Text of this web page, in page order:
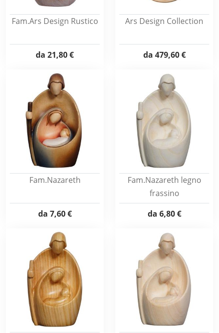
Fam.Ars Design Rustico
da 21,80 €
Ars Design Collection
da 479,60 €
Fam.Nazareth
da 7,60 €
Fam.Nazareth legno
frassino
da 6,80 €